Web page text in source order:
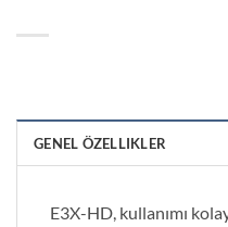
GENEL ÖZELLIKLER
E3X-HD, kullanımı